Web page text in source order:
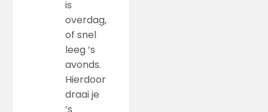
is
overdag,
of snel
leeg ’s
avonds.
Hierdoor
draai je
’s